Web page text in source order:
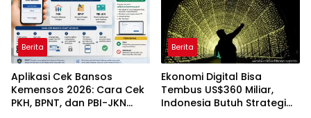
Berita
Aplikasi Cek Bansos
Kemensos 2026: Cara Cek
PKH, BPNT, dan PBI-JKN
Berita
Ekonomi Digital Bisa
Tembus US$360 Miliar,
Indonesia Butuh Strategi